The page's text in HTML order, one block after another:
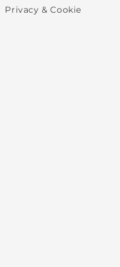
Privacy & Cookie